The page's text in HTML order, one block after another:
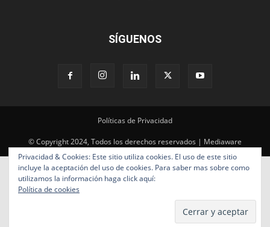
SÍGUENOS
Políticas de Privacidad
© Copyright 2024, Todos los derechos reservados | Mediaware
Privacidad & Cookies: Este sitio utiliza cookies. El uso de este sitio
incluye la aceptación del uso de cookies. Para saber mas sobre como
utilizamos la información haga click aquí:
Política de cookies